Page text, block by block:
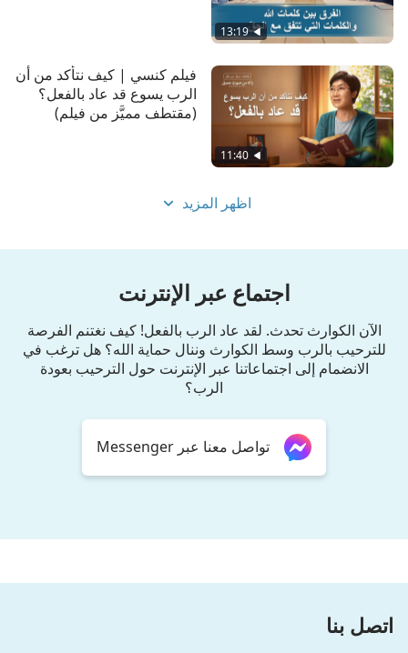
13:19
11:40
فيلم كنسي | كيف نتأكد من أن
الرب يسوع قد عاد بالفعل؟
(مقتطف مميَّز من فيلم)
اظهر المزيد
اجتماع عبر الإنترنت
الآن الكوارث تحدث. لقد عاد الرب بالفعل! كيف نغتنم الفرصة
للترحيب بالرب وسط الكوارث وننال حماية الله؟ هل ترغب في
الانضمام إلى اجتماعاتنا عبر الإنترنت حول الترحيب بعودة
الرب؟
تواصل معنا عبر Messenger
اتصل بنا